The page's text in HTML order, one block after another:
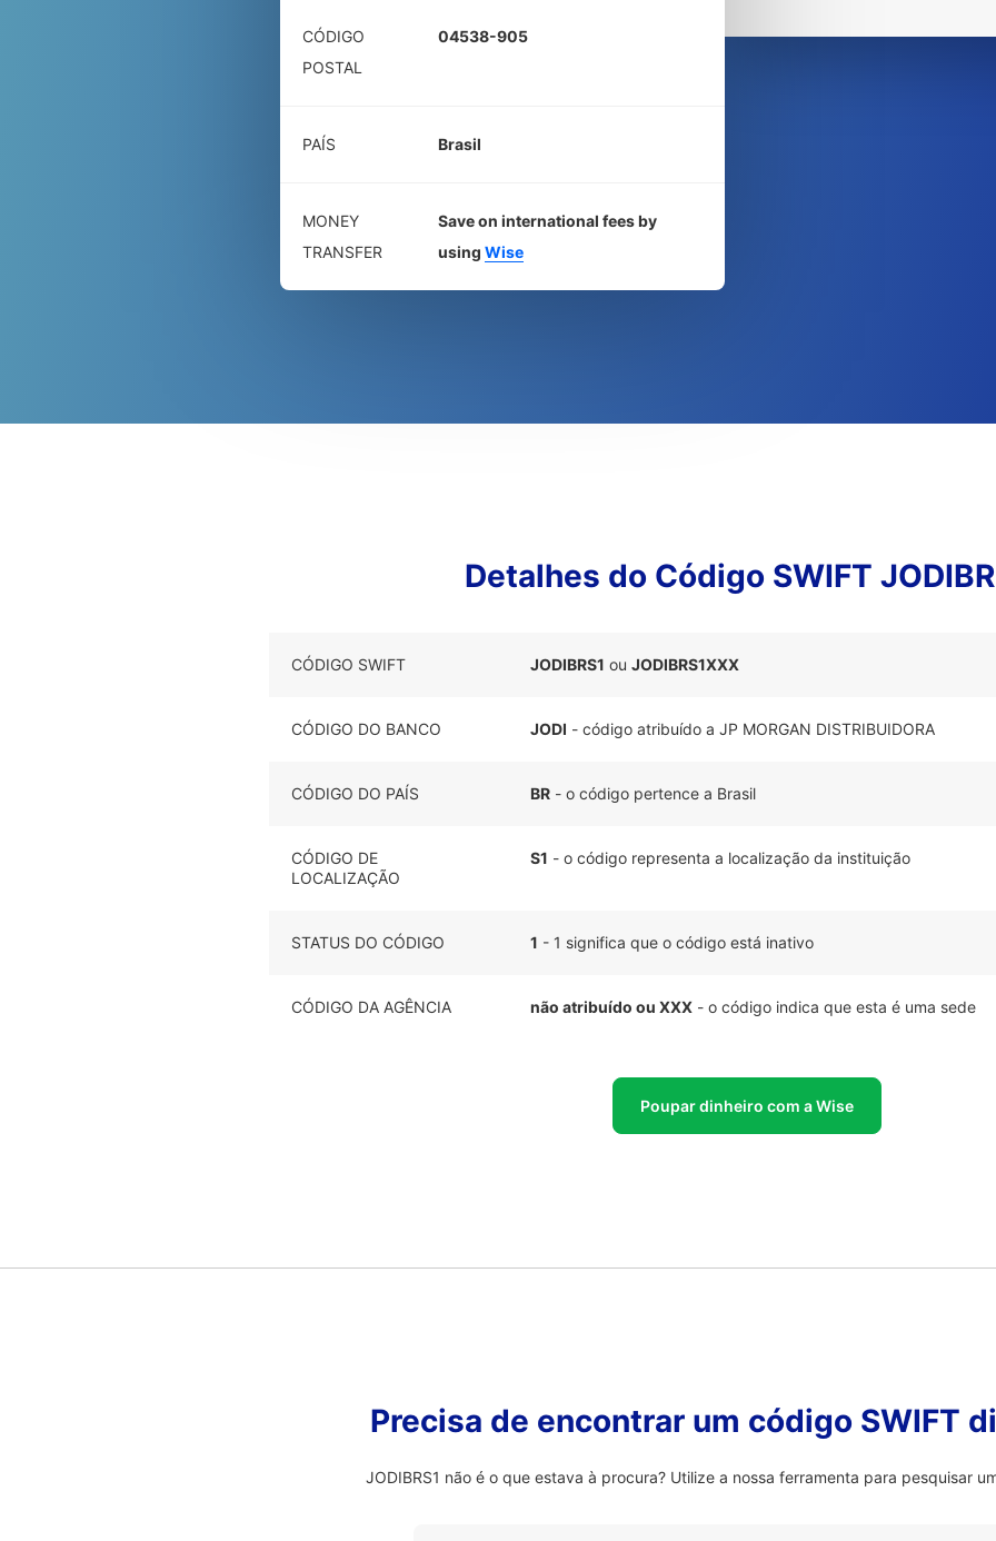
CÓDIGO
POSTAL
04538-905
PAÍS Brasil
MONEY
TRANSFER
Save on international fees by
using Wise
Detalhes do Código SWIFT
CÓDIGO SWIFT JODIBRS1 ou JODIBRS1XXX
CÓDIGO DO BANCO JODI - código atribuído a JP MORGAN DISTRIBUIDORA
CÓDIGO DO PAÍS BR - o código pertence a Brasil
CÓDIGO DE
LOCALIZAÇÃO
S1 - o código representa a localização da instituição
STATUS DO CÓDIGO 1 - 1 significa que o código está inativo
CÓDIGO DA AGÊNCIA não atribuído ou XXX - o código indica que esta é uma sede
Poupar dinheiro com a Wise
Precisa de encontrar um código SWIFT
JODIBRS1 não é o que estava à procura? Utilize a nossa ferramenta para pesquisar